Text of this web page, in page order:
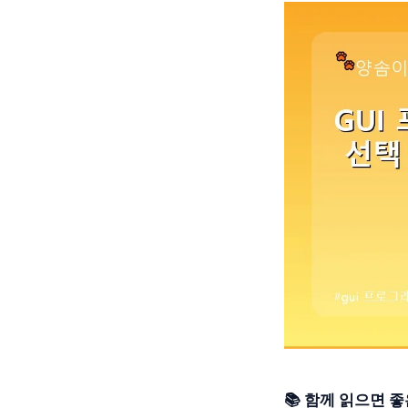
📚 함께 읽으면 좋